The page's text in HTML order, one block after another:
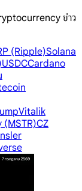
ข่าว
(Ripple)Solana
USDCCardano
Vitalik
CZ